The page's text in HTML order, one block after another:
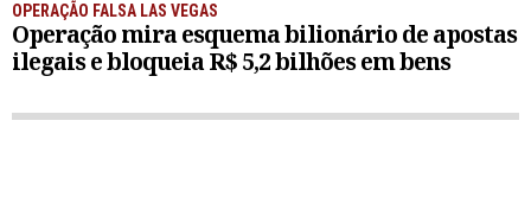
OPERAÇÃO FALSA LAS VEGAS
Operação mira esquema bilionário de apostas
ilegais e bloqueia R$ 5,2 bilhões em bens